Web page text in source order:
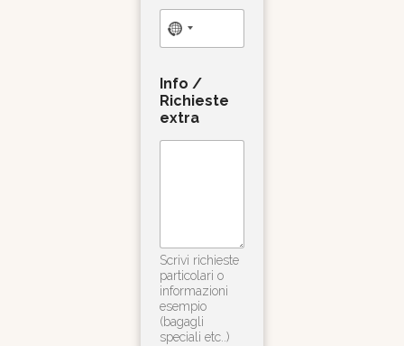
Info /
Richieste
extra
Scrivi richieste
particolari o
informazioni
esempio
(bagagli
speciali etc..)